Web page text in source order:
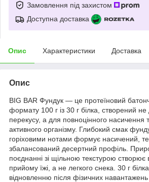
Замовлення під захистом
Доступна доставка
Опис Характеристики Доставка
Опис
BIG BAR Фундук — це протеїновий
формату 100 г із 30 г білка, створений
перекусу, а для повноцінного насичення
активного організму. Глибокий смак
горіховими нотами формує насичений,
збалансований десертний профіль.
поєднанні зі щільною текстурою створює
прийому їжі, а не легкого снека. 30 г
відновленню після фізичних